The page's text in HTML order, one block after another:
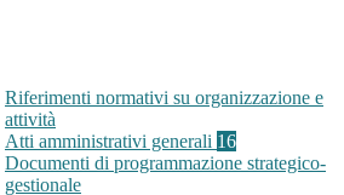
Riferimenti normativi su organizzazione e
attività
Atti amministrativi generali 16
Documenti di programmazione strategico-
gestionale